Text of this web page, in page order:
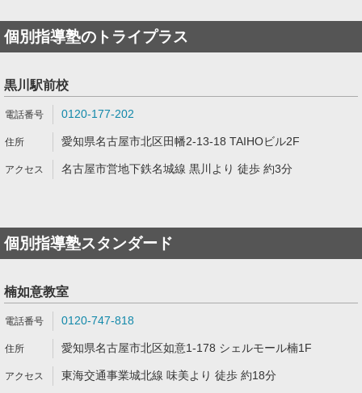
個別指導塾のトライプラス
黒川駅前校
0120-177-202
愛知県名古屋市北区田幡2-13-18 TAIHOビル2F
名古屋市営地下鉄名城線 黒川より 徒歩 約3分
個別指導塾スタンダード
楠如意教室
0120-747-818
愛知県名古屋市北区如意1-178 シェルモール楠1F
東海交通事業城北線 味美より 徒歩 約18分